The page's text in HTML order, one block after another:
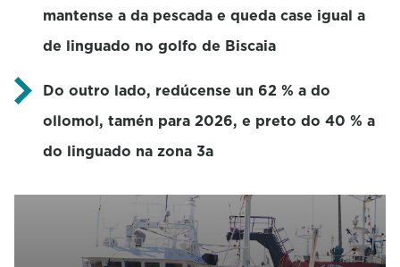
mantense a da pescada e queda case igual a
de linguado no golfo de Biscaia
Do outro lado, redúcense un 62 % a do
ollomol, tamén para 2026, e preto do 40 % a
do linguado na zona 3a